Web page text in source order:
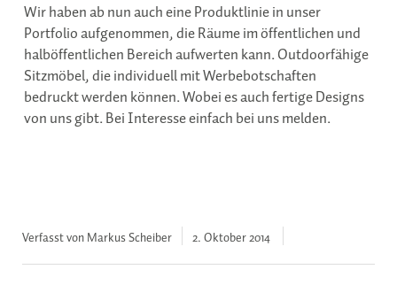
Wir haben ab nun auch eine Produktlinie in unser
Portfolio aufgenommen, die Räume im öffentlichen und
halböffentlichen Bereich aufwerten kann. Outdoorfähige
Sitzmöbel, die individuell mit Werbebotschaften
bedruckt werden können. Wobei es auch fertige Designs
von uns gibt. Bei Interesse einfach bei uns melden.
Verfasst von Markus Scheiber 2. Oktober2014